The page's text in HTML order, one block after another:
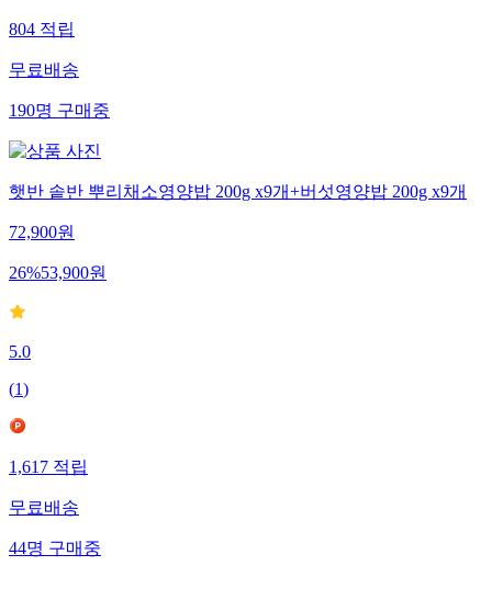
804적립
무료배송
190명구매중
햇반 솥반 뿌리채소영양밥 200g x9개+버섯영양밥 200g x9개
72,900원
26%53,900원
5.0
(1)
1,617적립
무료배송
44명구매중